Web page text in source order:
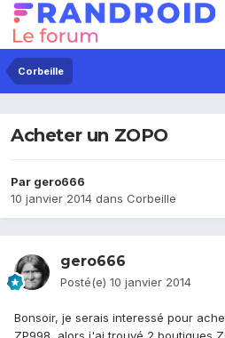
Corbeille
Acheter un ZOPO
Par gero666
10 janvier 2014 dans Corbeille
gero666
Posté(e) 10 janvier 2014
Bonsoir, je serais interessé pour